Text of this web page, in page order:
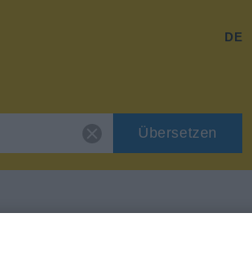
DE
Übersetzen